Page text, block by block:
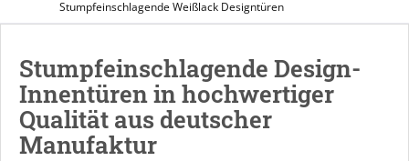
Stumpfeinschlagende Weißlack Designtüren
Stumpfeinschlagende Design-
Innentüren in hochwertiger
Qualität aus deutscher
Manufaktur